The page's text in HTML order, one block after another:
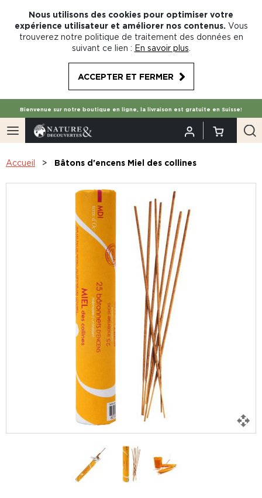
Nous utilisons des cookies pour optimiser votre
expérience utilisateur et améliorer nos contenus. Vous
trouverez notre politique de traitement des données en
suivant ce lien : En savoir plus
ACCEPTER ET FERMER
Bienvenue sur notre boutique en ligne, la livraison est gratuite en Suisse!
Accueil Bâtons d'encens Miel des collines